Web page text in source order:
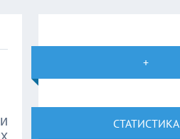
+
СТАТИСТИКА